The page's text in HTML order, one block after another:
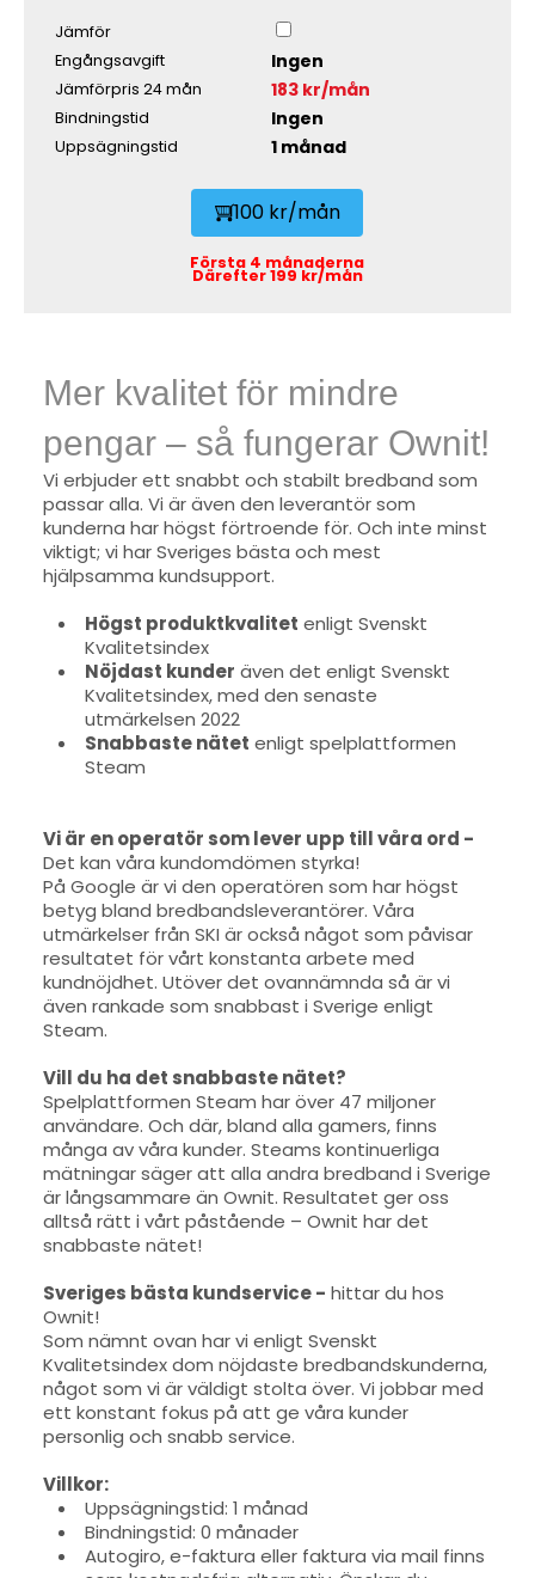
Jämför
Engångsavgift
Ingen
Jämförpris 24 mån 183 kr/mån
Bindningstid Ingen
Uppsägningstid 1 månad
100 kr/mån
Första 4 månaderna
Därefter 199 kr/mån
Mer kvalitet för mindre
pengar – så fungerar Ownit!
Vi erbjuder ett snabbt och stabilt bredband som
passar alla. Vi är även den leverantör som
kunderna har högst förtroende för. Och inte minst
viktigt; vi har Sveriges bästa och mest
hjälpsamma kundsupport.
Högst produktkvalitet enligt Svenskt
Kvalitetsindex
Nöjdast kunder även det enligt Svenskt
Kvalitetsindex, med den senaste
utmärkelsen 2022
Snabbaste nätet enligt spelplattformen
Steam
Vi är en operatör som lever upp till våra ord -
Det kan våra kundomdömen styrka!
På Google är vi den operatören som har högst
betyg bland bredbandsleverantörer. Våra
utmärkelser från SKI är också något som påvisar
resultatet för vårt konstanta arbete med
kundnöjdhet. Utöver det ovannämnda så är vi
även rankade som snabbast i Sverige enligt
Steam.
Vill du ha det snabbaste nätet?
Spelplattformen Steam har över 47 miljoner
användare. Och där, bland alla gamers, finns
många av våra kunder. Steams kontinuerliga
mätningar säger att alla andra bredband i Sverige
är långsammare än Ownit. Resultatet ger oss
alltså rätt i vårt påstående – Ownit har det
snabbaste nätet!
Sveriges bästa kundservice - hittar du hos
Ownit!
Som nämnt ovan har vi enligt Svenskt
Kvalitetsindex dom nöjdaste bredbandskunderna,
något som vi är väldigt stolta över. Vi jobbar med
ett konstant fokus på att ge våra kunder
personlig och snabb service.
Villkor:
Uppsägningstid: 1 månad
Bindningstid: 0 månader
Autogiro, e-faktura eller faktura via mail finns